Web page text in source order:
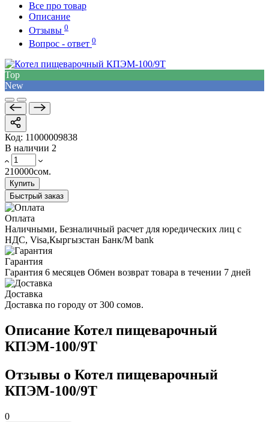
Все про товар
Описание
Отзывы 0
Вопрос - ответ 0
Top
New
Код: 11000009838
В наличии 2
210000сом.
Купить
Быстрый заказ
Оплата
Наличными, Безналичный расчет для юредических лиц с
НДС, Visa,Кыргызстан Банк/M bank
Гарантия
Гарантия 6 месяцев Обмен возврат товара в течении 7 дней
Доставка
Доставка по городу от 300 сомов.
Описание Котел пищеварочный
КПЭМ-100/9Т
Отзывы о Котел пищеварочный
КПЭМ-100/9Т
0